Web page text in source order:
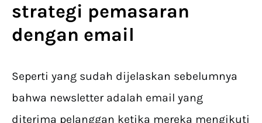
strategi pemasaran
dengan email
Seperti yang sudah dijelaskan sebelumnya
bahwa newsletter adalah email yang
diterima pelanggan ketika mereka mengikuti